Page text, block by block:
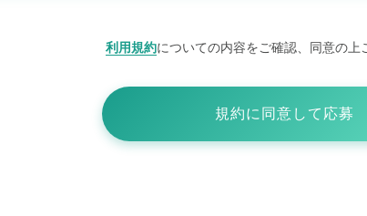
利用規約についての内容をご確認、同意の上
規約に同意して応募